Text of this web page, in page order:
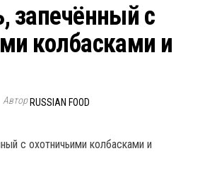
запечённый с
колбасками и
Автор RUSSIAN FOOD